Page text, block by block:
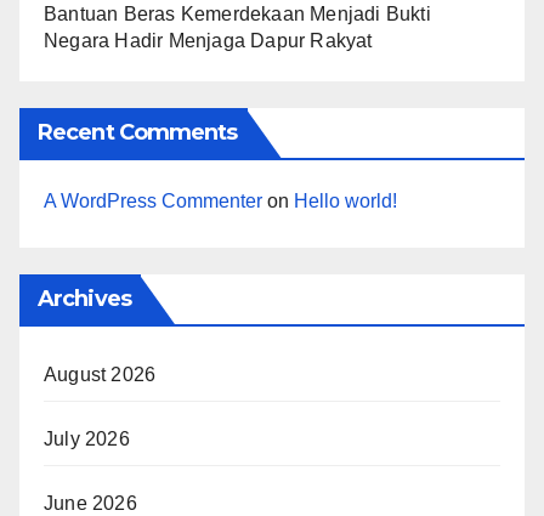
Bantuan Beras Kemerdekaan Menjadi Bukti
Negara Hadir Menjaga Dapur Rakyat
Recent Comments
A WordPress Commenter on Hello world!
Archives
August 2026
July 2026
June 2026